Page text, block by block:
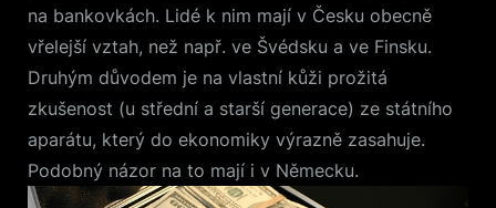
na bankovkách. Lidé k nim mají v Česku obecně
vřelejší vztah, než např. ve Švédsku a ve Finsku.
Druhým důvodem je na vlastní kůži prožitá
zkušenost (u střední a starší generace) ze státního
aparátu, který do ekonomiky výrazně zasahuje.
Podobný názor na to mají i v Německu.